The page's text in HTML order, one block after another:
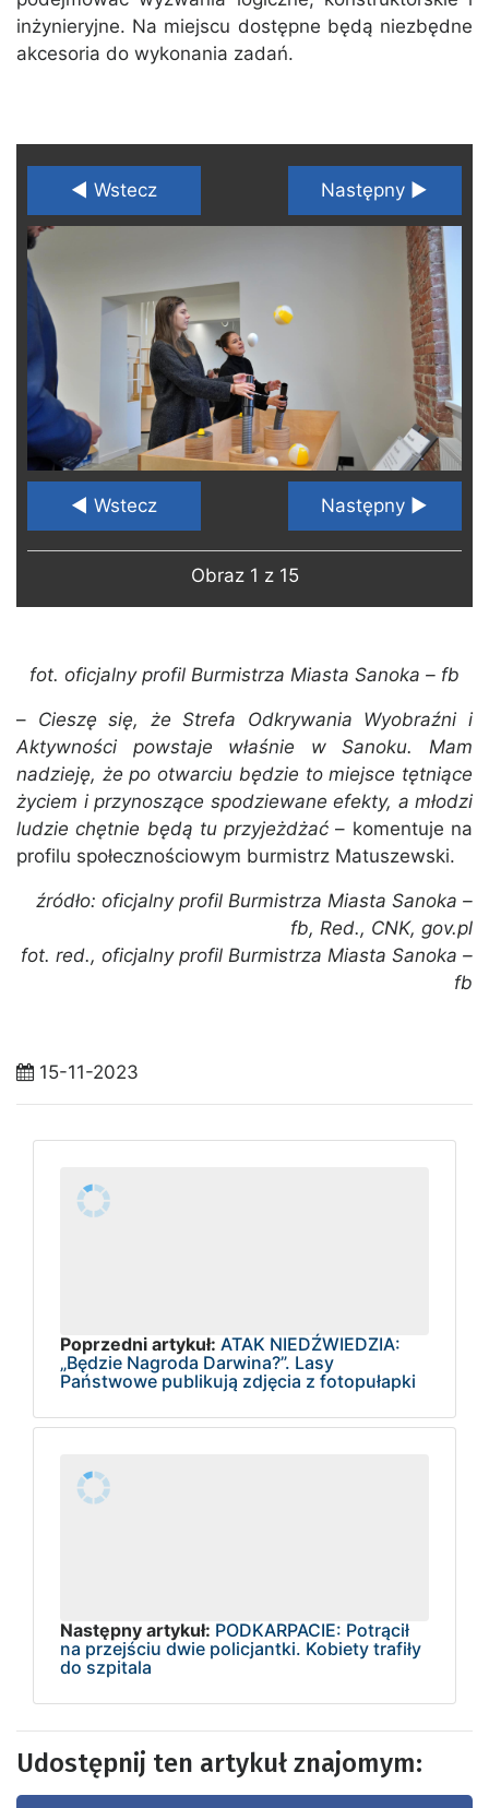
inżynieryjne. Na miejscu dostępne będą niezbędne
akcesoria do wykonania zadań.
◄ Wstecz Następny ►
◄ Wstecz Następny ►
Obraz 1 z 15
fot. oficjalny profil Burmistrza Miasta Sanoka – fb
– Cieszę się, że Strefa Odkrywania Wyobraźni i
Aktywności powstaje właśnie w Sanoku. Mam
nadzieję, że po otwarciu będzie to miejsce tętniące
życiem i przynoszące spodziewane efekty, a młodzi
ludzie chętnie będą tu przyjeżdżać – komentuje na
profilu społecznościowym burmistrz Matuszewski.
źródło: oficjalny profil Burmistrza Miasta Sanoka –
fb, Red., CNK, gov.pl
fot. red., oficjalny profil Burmistrza Miasta Sanoka –
fb
15-11-2023
Poprzedni artykuł: ATAK NIEDŹWIEDZIA:
„Będzie Nagroda Darwina?”. Lasy
Państwowe publikują zdjęcia z fotopułapki
Następny artykuł: PODKARPACIE: Potrącił
na przejściu dwie policjantki. Kobiety trafiły
do szpitala
Udostępnij ten artykuł znajomym: